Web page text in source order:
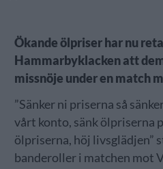
Ökande ölpriser har nu
Hammarbyklacken att
missnöje under en match
”Sänker ni priserna så
vårt konto, sänk ölpriserna
ölpriserna, höj livsglädjen”
banderoller i matchen mot